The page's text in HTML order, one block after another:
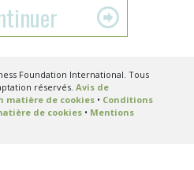
Foundation International. Tous
réservés. Avis de
matière de cookies• Conditions
de cookies• Mentions